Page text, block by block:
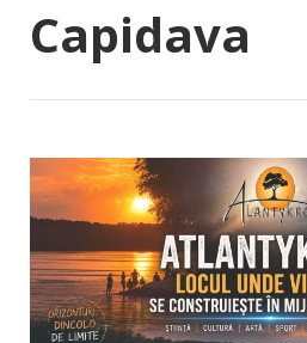
Capidava